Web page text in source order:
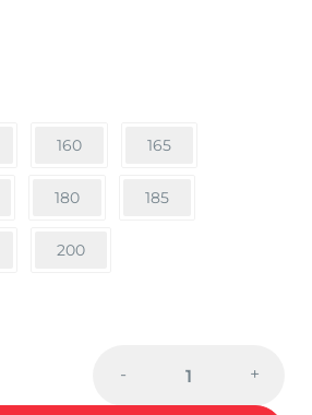
160 165
180 185
200
- +